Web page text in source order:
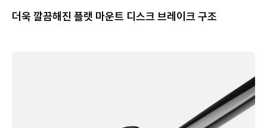
더욱 깔끔해진 플랫 마운트 디스크 브레이크 구조